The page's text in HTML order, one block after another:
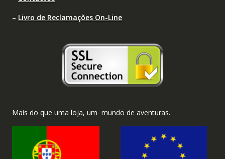
– Livro de Reclamações On-Line
Mais do que uma loja, um mundo de aventuras.